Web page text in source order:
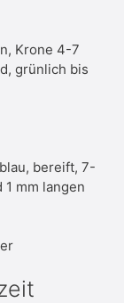
Krone 4-7
grünlich bis
bereift, 7-
mm langen